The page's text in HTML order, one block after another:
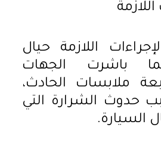
اللازمة حيال
باشرت الجهات
ملابسات الحادث،
حدوث الشرارة التي
السيارة.